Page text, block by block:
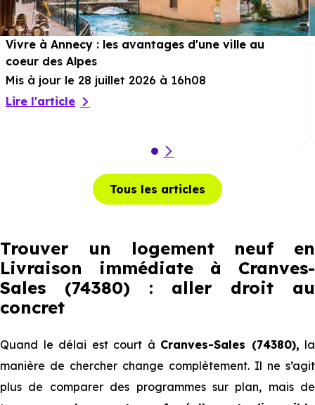
Vivre à Annecy : les avantages d'une ville au
coeur des Alpes
Mis à jour le 28 juillet 2026 à 16h08
Lire l'article
Tous les articles
Trouver un logement neuf en
Livraison immédiate à Cranves-
Sales (74380) : aller droit au
concret
Quand le délai est court à Cranves-Sales (74380), la
manière de chercher change complètement. Il ne s’agit
plus de comparer des programmes sur plan, mais de